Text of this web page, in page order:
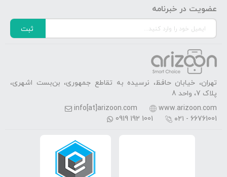
عضویت در خبرنامه
ثبت
تهران، خیابان حافظ، نرسیده به تقاطع جمهوری، بن‌بست اشهری،
پلاک 7، واحد 8
www.arizoon.com
info[at]arizoon.com
۰۲۱ - 66761001
0919 192 1001